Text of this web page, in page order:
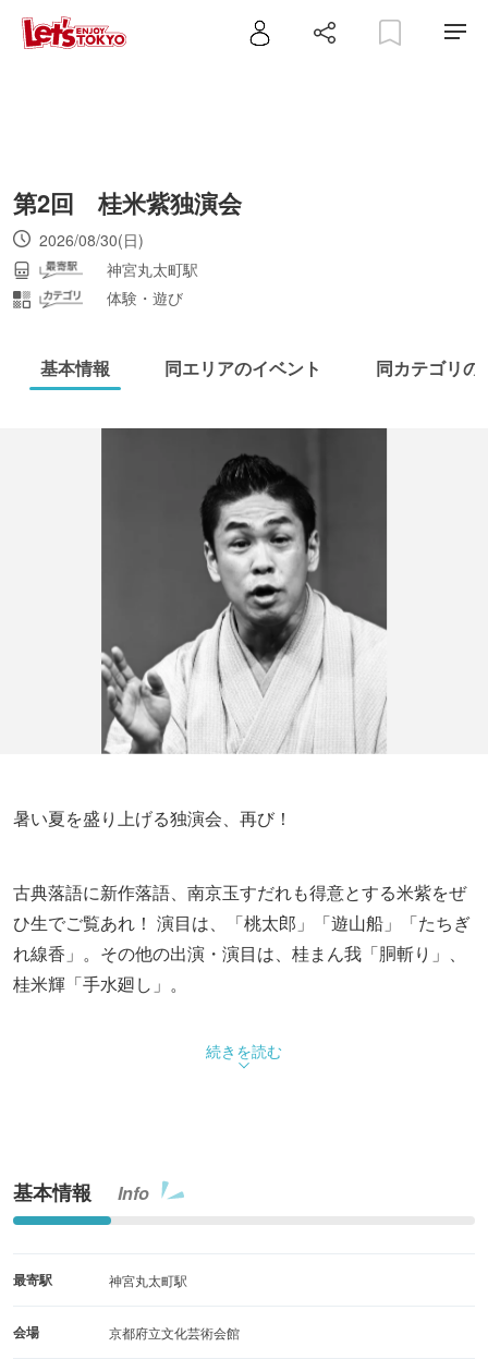
第2回 桂米紫独演会
2026/08/30(日)
神宮丸太町駅
体験・遊び
基本情報 同エリアのイベント 同カテゴリの
暑い夏を盛り上げる独演会、再び！
古典落語に新作落語、南京玉すだれも得意とする米紫をぜ
ひ生でご覧あれ！ 演目は、「桃太郎」「遊山船」「たちぎ
れ線香」。その他の出演・演目は、桂まん我「胴斬り」、
桂米輝「手水廻し」。
続きを読む
基本情報 Info
最寄駅 神宮丸太町駅
会場 京都府立文化芸術会館